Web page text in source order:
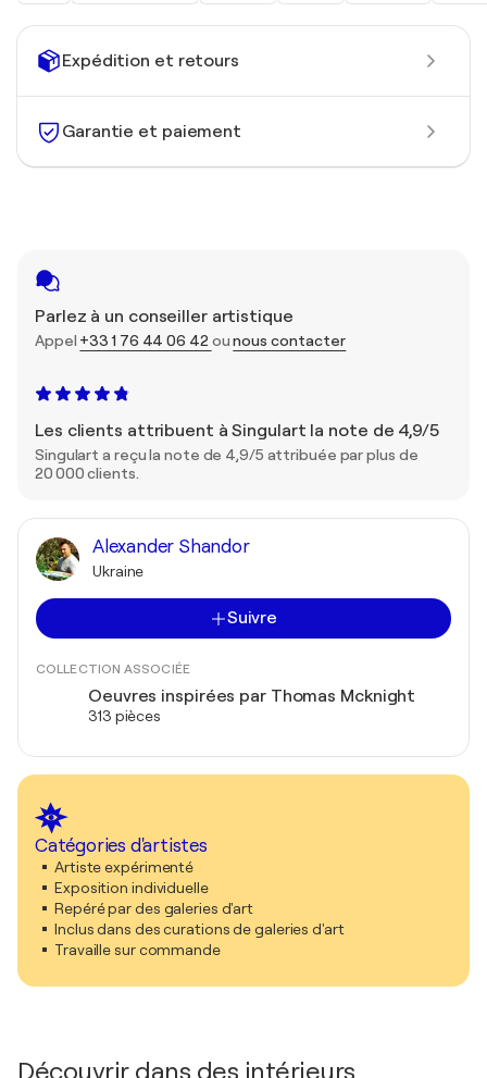
Expédition et retours
Garantie et paiement
Parlez à un conseiller artistique
Appel +33 1 76 44 06 42 ounous contacter
Les clients attribuent à Singulart la note de 4,9/5
Singulart a reçu la note de 4,9/5 attribuée par plus de
20 000 clients.
Alexander Shandor
Ukraine
Suivre
COLLECTION ASSOCIÉE
Oeuvres inspirées par Thomas Mcknight
313 pièces
Catégories d'artistes
Artiste expérimenté
Exposition individuelle
Repéré par des galeries d'art
Inclus dans des curations de galeries d'art
Travaille sur commande
Découvrir dans des intérieurs